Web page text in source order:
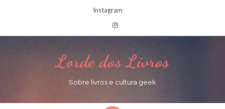
Instagram
Lorde dos Livros
Sobre livros e cultura geek